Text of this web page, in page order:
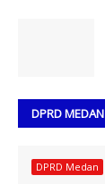
DPRD MEDAN
DPRD Medan